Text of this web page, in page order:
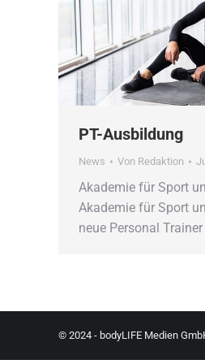
PT-Ausbildung
News Von Redaktion
Akademie für Sport
Akademie für Sport
neue Personal
© 2024 - bodyLIFE Medien